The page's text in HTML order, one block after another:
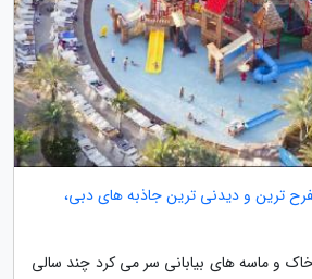
ترین و دیدنی ترین جاذبه های دبی،
و ماسه های بیابانی سر می کرد چند سالی